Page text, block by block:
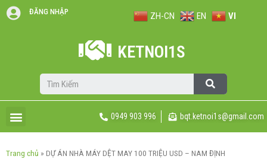
ĐĂNG NHẬP ZH-CN EN VI
KETNOI1S
0949 903 996 bqt.ketnoi1s@gmail.com
Trang chủ » DỰ ÁN NHÀ MÁY DỆT MAY 100 TRIỆU USD – NAM ĐỊNH